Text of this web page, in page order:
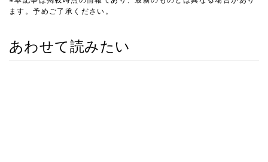
ます。予めご了承ください。
あわせて読みたい